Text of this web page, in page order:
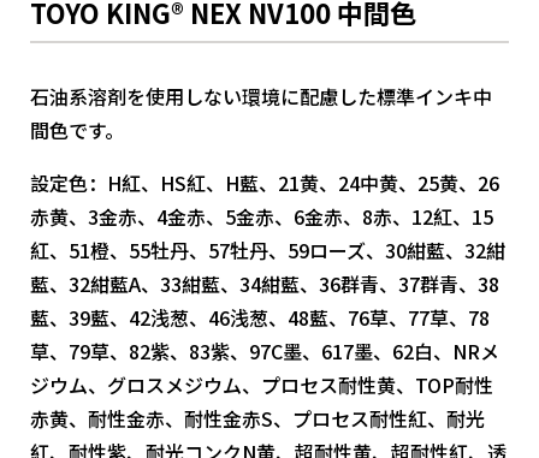
TOYO KING® NEX NV100 中間色
石油系溶剤を使用しない環境に配慮した標準インキ中
間色です。
設定色：H紅、HS紅、H藍、21黄、24中黄、25黄、26
赤黄、3金赤、4金赤、5金赤、6金赤、8赤、12紅、15
紅、51橙、55牡丹、57牡丹、59ローズ、30紺藍、32紺
藍、32紺藍A、33紺藍、34紺藍、36群青、37群青、38
藍、39藍、42浅葱、46浅葱、48藍、76草、77草、78
草、79草、82紫、83紫、97C墨、617墨、62白、NRメ
ジウム、グロスメジウム、プロセス耐性黄、TOP耐性
赤黄、耐性金赤、耐性金赤S、プロセス耐性紅、耐光
紅、耐性紫、耐光コンクN黄、超耐性黄、超耐性紅、透